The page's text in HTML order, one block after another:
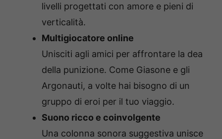
livelli progettati con amore e pieni di
verticalità.
Multigiocatore online
Unisciti agli amici per affrontare la dea
della punizione. Come Giasone e gli
Argonauti, a volte hai bisogno di un
gruppo di eroi per il tuo viaggio.
Suono ricco e coinvolgente
Una colonna sonora suggestiva unisce